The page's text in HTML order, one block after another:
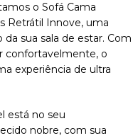
o Sofá Cama
Retrátil Innove, uma
sua sala de estar. Com
confortavelmente, o
experiência de ultra
está no seu
nobre, com sua